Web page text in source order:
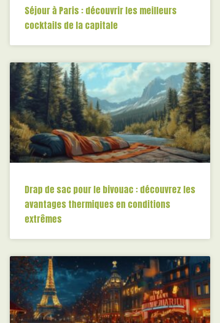
Séjour à Paris : découvrir les meilleurs
cocktails de la capitale
Drap de sac pour le bivouac : découvrez les
avantages thermiques en conditions
extrêmes